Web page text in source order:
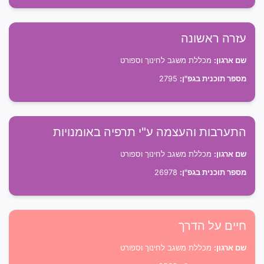
עזרה ראשונה
שם ארגון: מכללת משגב לחינוך וספורט
מספר תוכנית בגפ"ן:
התערבות והעצמה ע"י תרפיה באומנויות
שם ארגון: מכללת משגב לחינוך וספורט
מספר תוכנית בגפ"ן:
חיים על הדרך
שם ארגון: מכללת משגב לחינוך וספורט